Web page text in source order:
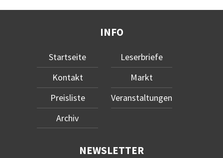
INFO
Startseite
Kontakt
Preisliste
Archiv
Leserbriefe
Markt
Veranstaltungen
NEWSLETTER